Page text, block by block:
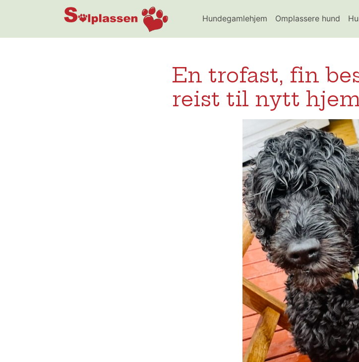
Hundegamlehjem Omplassere hund
En trofast, fin
reist til nytt